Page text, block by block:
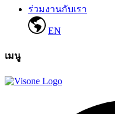
ร่วมงานกับเรา
EN
เมนู